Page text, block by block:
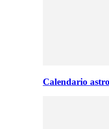
Calendario